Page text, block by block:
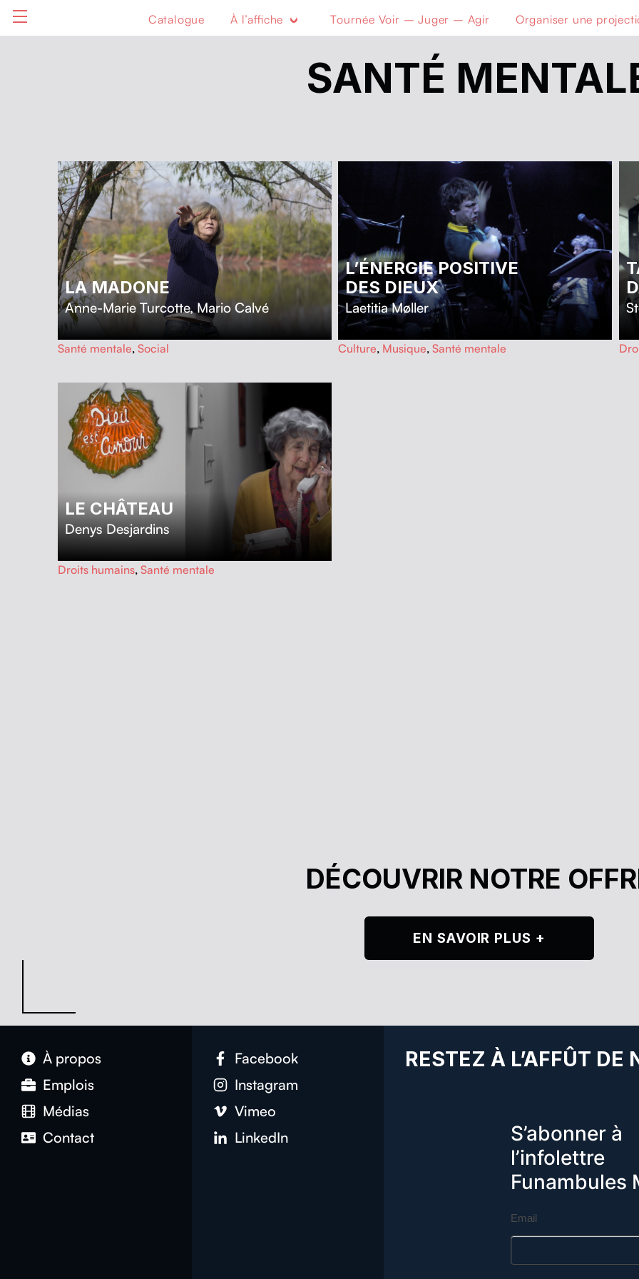
Catalogue À l’affiche Tournée Voir – Juger – Agir Organiser une
SANTÉ
LA MADONE
Anne-Marie Turcotte, Mario Calvé
…
Santé mentale, Social
L’ÉNERGIE POSITIVE
DES DIEUX
Laetitia Møller
…
Culture, Musique,Santé mentale
…
LE CHÂTEAU
Denys Desjardins
…
Droits humains, Santé mentale
DÉCOUVRIR NOTRE
EN SAVOIR PLUS +
À pro­pos
Emplois
Médias
Con­tact
Face­book
Insta­gram
Vimeo
LinkedIn
RESTEZ À L’AFFÛT
S’abonner à
l’infolettre
Funambules
Email